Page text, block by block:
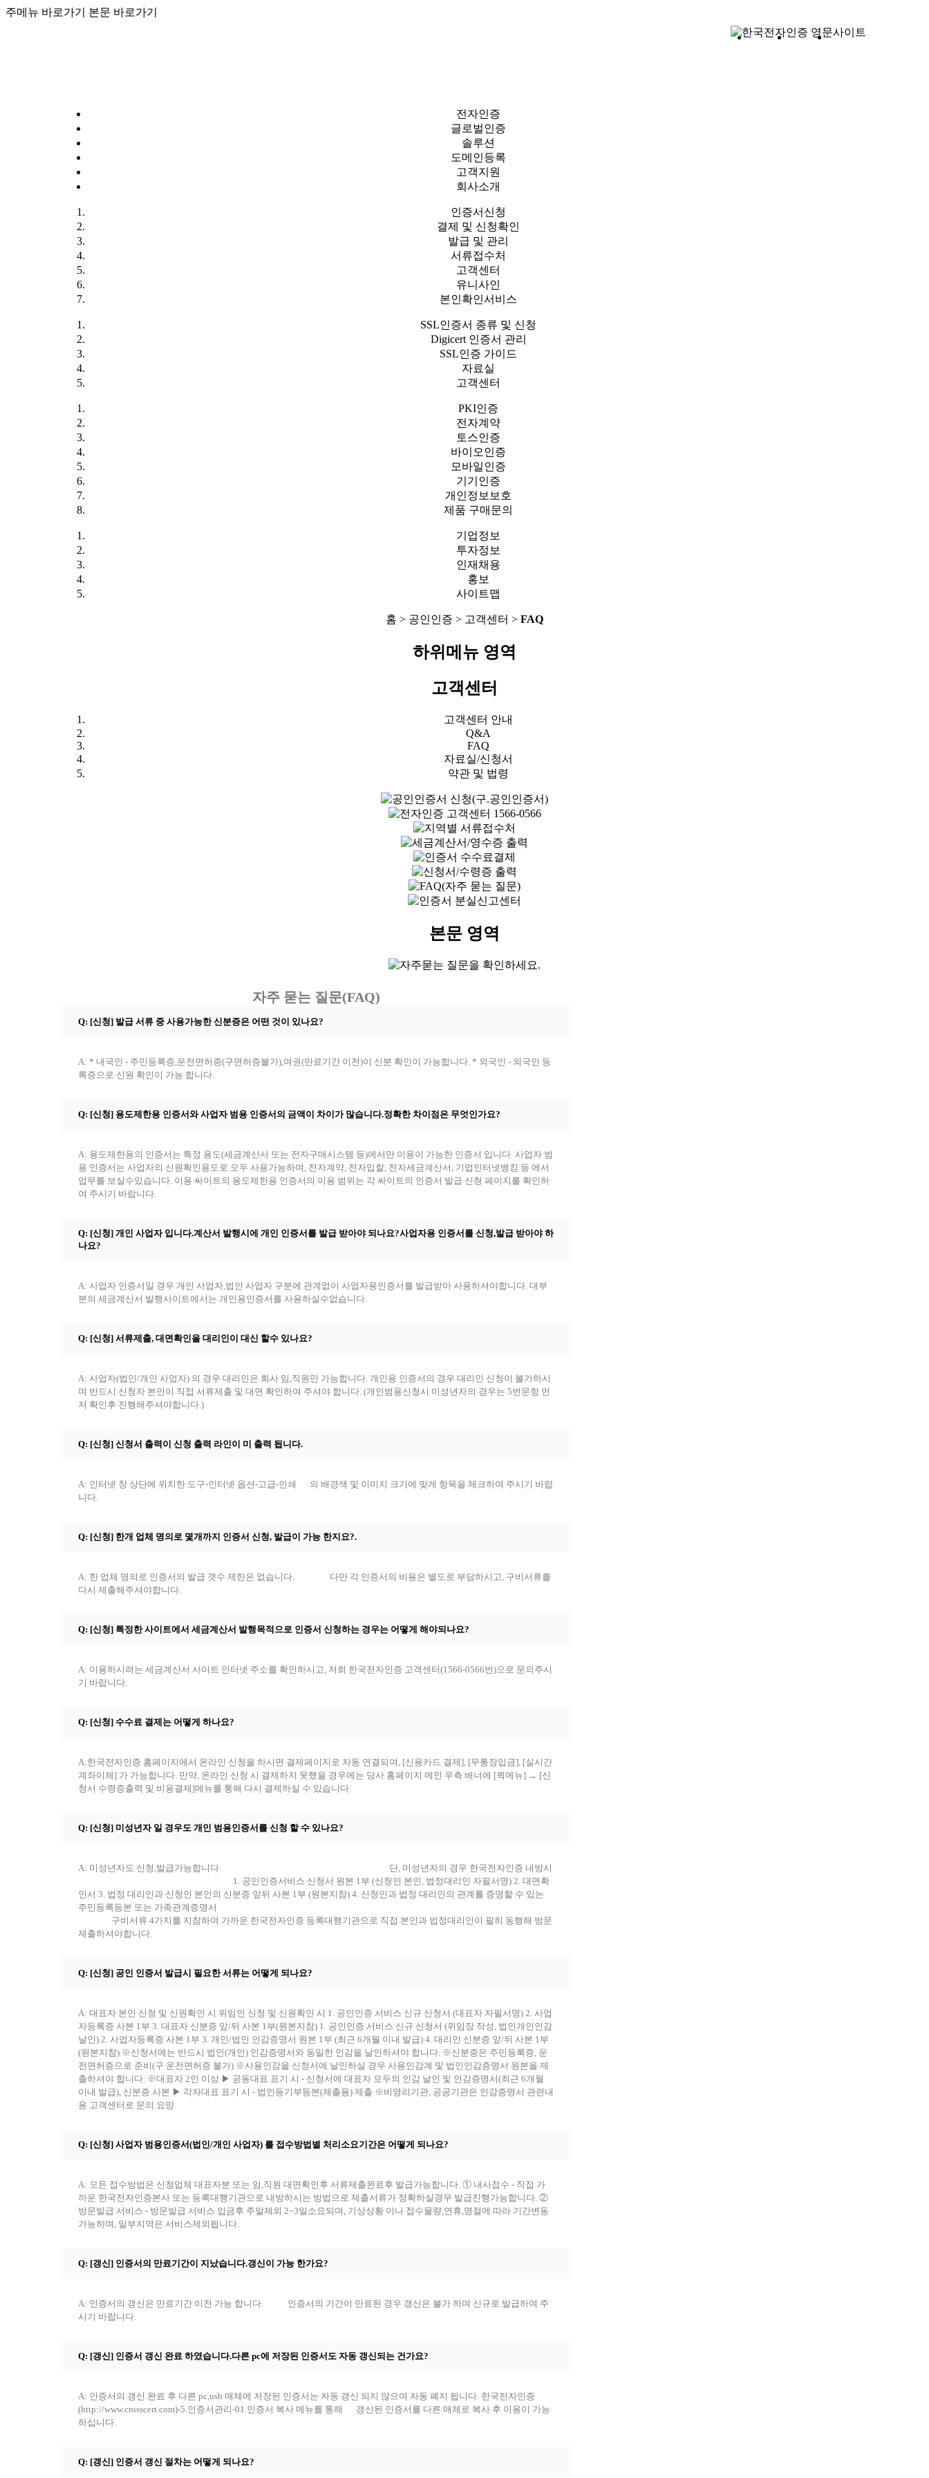
주메뉴 바로가기 본문 바로가기
전자인증
글로벌인증
솔루션
도메인등록
고객지원
회사소개
인증서신청
결제 및 신청확인
발급 및 관리
서류접수처
고객센터
유니사인
본인확인서비스
SSL인증서 종류 및 신청
Digicert 인증서 관리
SSL인증 가이드
자료실
고객센터
PKI인증
전자계약
토스인증
바이오인증
모바일인증
기기인증
개인정보보호
제품 구매문의
기업정보
투자정보
인재채용
홍보
사이트맵
홈 > 공인인증 > 고객센터 > FAQ
하위메뉴 영역
고객센터
고객센터 안내
Q&A
FAQ
자료실/신청서
약관 및 법령
본문 영역
자주 묻는 질문(FAQ)
Q: [신청] 발급 서류 중 사용가능한 신분증은 어떤 것이 있나요?
A: * 내국인 - 주민등록증,운전면허증(구면허증불가),여권(만료기간 이전)이 신분 확인이 가능합니다. * 외국인 - 외국인 등
록증으로 신원 확인이 가능 합니다.
Q: [신청] 용도제한용 인증서와 사업자 범용 인증서의 금액이 차이가 많습니다.정확한 차이점은 무엇인가요?
A: 용도제한용의 인증서는 특정 용도(세금계산서 또는 전자구매시스템 등)에서만 이용이 가능한 인증서 입니다. 사업자 범
용 인증서는 사업자의 신원확인용도로 모두 사용가능하며, 전자계약, 전자입찰, 전자세금계산서, 기업인터넷뱅킹 등 에서
업무를 보실수있습니다. 이용 싸이트의 용도제한용 인증서의 이용 범위는 각 싸이트의 인증서 발급 신청 페이지를 확인하
여 주시기 바랍니다.
Q: [신청] 개인 사업자 입니다.계산서 발행시에 개인 인증서를 발급 받아야 되나요?사업자용 인증서를 신청,발급 받아야 하
나요?
A: 사업자 인증서일 경우 개인 사업자,법인 사업자 구분에 관계없이 사업자용인증서를 발급받아 사용하셔야합니다. 대부
분의 세금계산서 발행사이트에서는 개인용인증서를 사용하실수없습니다.
Q: [신청] 서류제출, 대면확인을 대리인이 대신 할수 있나요?
A: 사업자(법인/개인 사업자) 의 경우 대리인은 회사 임,직원만 가능합니다. 개인용 인증서의 경우 대리인 신청이 불가하시
며 반드시 신청자 본인이 직접 서류제출 및 대면 확인하여 주셔야 합니다. (개인범용신청시 미성년자의 경우는 5번문항 먼
저 확인후 진행해주셔야합니다.)
Q: [신청] 신청서 출력이 신청 출력 라인이 미 출력 됩니다.
A: 인터넷 창 상단에 위치한 도구-인터넷 옵션-고급-인쇄 의 배경색 및 이미지 크기에 맞게 항목을 체크하여 주시기 바랍
니다.
Q: [신청] 한개 업체 명의로 몇개까지 인증서 신청, 발급이 가능 한지요?.
A: 한 업체 명의로 인증서의 발급 갯수 제한은 없습니다. 다만 각 인증서의 비용은 별도로 부담하시고, 구비서류를
다시 제출해주셔야합니다.
Q: [신청] 특정한 사이트에서 세금계산서 발행목적으로 인증서 신청하는 경우는 어떻게 해야되나요?
A: 이용하시려는 세금계산서 사이트 인터넷 주소를 확인하시고, 저희 한국전자인증 고객센터(1566-0566번)으로 문의주시
기 바랍니다.
Q: [신청] 수수료 결제는 어떻게 하나요?
A:한국전자인증 홈페이지에서 온라인 신청을 하시면 결제페이지로 자동 연결되며, [신용카드 결제], [무통장입금], [실시간
계좌이체] 가 가능합니다. 만약, 온라인 신청 시 결제하지 못했을 경우에는 당사 홈페이지 메인 우측 배너에 [퀵메뉴] → [신
청서 수령증출력 및 비용결제]메뉴를 통해 다시 결제하실 수 있습니다.
Q: [신청] 미성년자 일 경우도 개인 범용인증서를 신청 할 수 있나요?
A: 미성년자도 신청,발급가능합니다. 단, 미성년자의 경우 한국전자인증 내방시
1. 공인인증서비스 신청서 원본 1부 (신청인 본인, 법정대리인 자필서명) 2. 대면확
인서 3. 법정 대리인과 신청인 본인의 신분증 앞뒤 사본 1부 (원본지참) 4. 신청인과 법정 대리인의 관계를 증명할 수 있는
주민등록등본 또는 가족관계증명서
구비서류 4가지를 지참하여 가까운 한국전자인증 등록대행기관으로 직접 본인과 법정대리인이 필히 동행해 방문
제출하셔야합니다.
Q: [신청] 공인 인증서 발급시 필요한 서류는 어떻게 되나요?
A: 대표자 본인 신청 및 신원확인 시 위임인 신청 및 신원확인 시 1. 공인인증 서비스 신규 신청서 (대표자 자필서명) 2. 사업
자등록증 사본 1부 3. 대표자 신분증 앞/뒤 사본 1부(원본지참) 1. 공인인증 서비스 신규 신청서 (위임장 작성, 법인개인인감
날인) 2. 사업자등록증 사본 1부 3. 개인/법인 인감증명서 원본 1부 (최근 6개월 이내 발급) 4. 대리인 신분증 앞/뒤 사본 1부
(원본지참) ※신청서에는 반드시 법인(개인) 인감증명서와 동일한 인감을 날인하셔야 합니다. ※신분증은 주민등록증, 운
전면허증으로 준비(구 운전면허증 불가) ※사용인감을 신청서에 날인하실 경우 사용인감계 및 법인인감증명서 원본을 제
출하셔야 합니다. ※대표자 2인 이상 ▶ 공동대표 표기 시 - 신청서에 대표자 모두의 인감 날인 및 인감증명서(최근 6개월
이내 발급), 신분증 사본 ▶ 각자대표 표기 시 - 법인등기부등본(제출용) 제출 ※비영리기관, 공공기관은 인감증명서 관련내
용 고객센터로 문의 요망
Q: [신청] 사업자 범용인증서(법인/개인 사업자) 를 접수방법별 처리소요기간은 어떻게 되나요?
A: 모든 접수방법은 신청업체 대표자분 또는 임,직원 대면확인후 서류제출완료후 발급가능합니다. ① 내사접수 - 직접 가
까운 한국전자인증본사 또는 등록대행기관으로 내방하시는 방법으로 제출서류가 정확하실경우 발급진행가능합니다. ②
방문발급 서비스 - 방문발급 서비스 입금후 주말제외 2~3일소요되며, 기상상황 이나 접수물량,연휴,명절에 따라 기간변동
가능하며, 일부지역은 서비스제외됩니다.
Q: [갱신] 인증서의 만료기간이 지났습니다.갱신이 가능 한가요?
A: 인증서의 갱신은 만료기간 이전 가능 합니다. 인증서의 기간이 만료된 경우 갱신은 불가 하며 신규로 발급하여 주
시기 바랍니다.
Q: [갱신] 인증서 갱신 완료 하였습니다.다른 pc에 저장된 인증서도 자동 갱신되는 건가요?
A: 인증서의 갱신 완료 후 다른 pc,usb 매체에 저장된 인증서는 자동 갱신 되지 않으며 자동 폐지 됩니다. 한국전자인증
(http://www.crosscert.com)-5.인증서관리-01.인증서 복사 메뉴를 통해 갱신된 인증서를 다른 매체로 복사 후 이용이 가능
하십니다.
Q: [갱신] 인증서 갱신 절차는 어떻게 되나요?